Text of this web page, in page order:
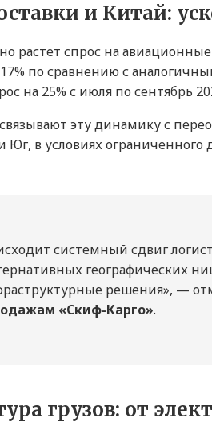
и Китай:
растет спрос на
17% по сравнению с
на 25% с июля по сентябрь
эту динамику с
Юг, в условиях
системный сдвиг
географических
решения», —
«Скиф-Карго».
грузов: от